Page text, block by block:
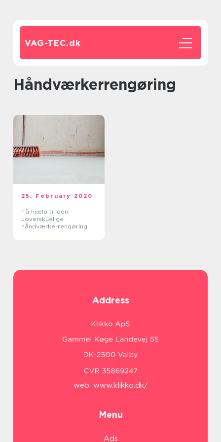
VAG-TEC.dk
håndværkerrengøring
25. February 2020
Få hjælp til den
uoverskuelige
håndværkerrengøring
Address
web: www.klikko.dk/
Menu
Ads